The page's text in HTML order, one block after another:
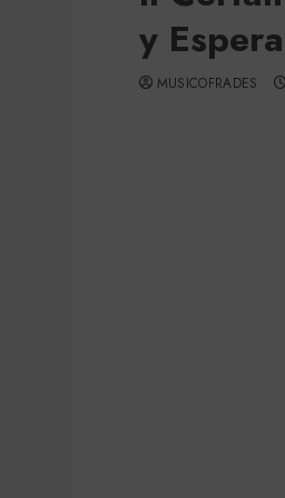
y
MUSICOFRADES